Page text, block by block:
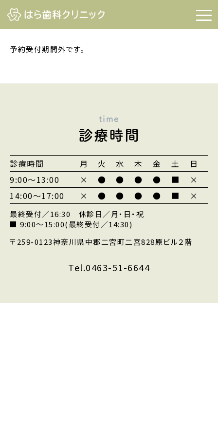
予約受付期間外です。
time
診療時間
診療時間 月 火 水 木 金 土
日
9:00～13:00
× ● ● ● ● ■
×
14:00～17:00
× ● ● ● ● ■ ×
最終受付／16:30 休診日／月・日・祝
■ 9:00〜15:00(最終受付／14:30)
〒259-0123神奈川県中郡二宮町二宮828原ビル２階
Tel.0463-51-6644